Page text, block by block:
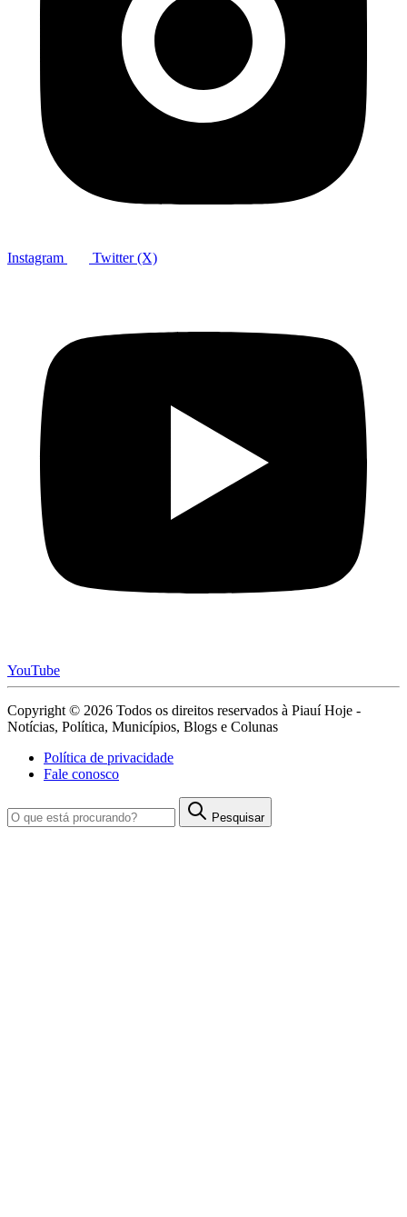
Instagram Twitter (X)
YouTube
Copyright © 2026 Todos os direitos reservados à Piauí Hoje -
Notícias, Política, Municípios, Blogs e Colunas
Política de privacidade
Fale conosco
Pesquisar